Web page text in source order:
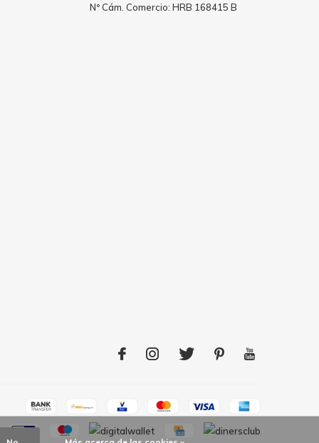
Nº Cám. Comercio: HRB 168415 B